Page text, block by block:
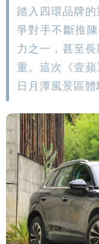
踏入四環品牌
爭對手不斷推
力之一，甚至
重。這次《壹
日月潭風景區